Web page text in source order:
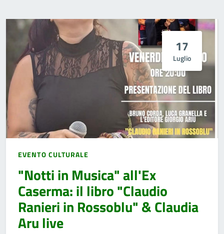
17
Luglio
EVENTO CULTURALE
"Notti in Musica" all'Ex
Caserma: il libro "Claudio
Ranieri in Rossoblu" & Claudia
Aru live